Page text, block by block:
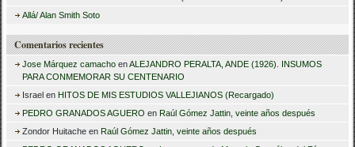
Allá/ Alan Smith Soto
Comentarios recientes
Jose Márquez camacho enALEJANDRO PERALTA, ANDE (1926). INSUMOS
PARA CONMEMORAR SU CENTENARIO
Israel en HITOS DE MIS ESTUDIOS VALLEJIANOS (Recargado)
PEDRO GRANADOS AGUERO en Raúl Gómez Jattin, veinte años después
Zondor Huitache en Raúl Gómez Jattin, veinte años después